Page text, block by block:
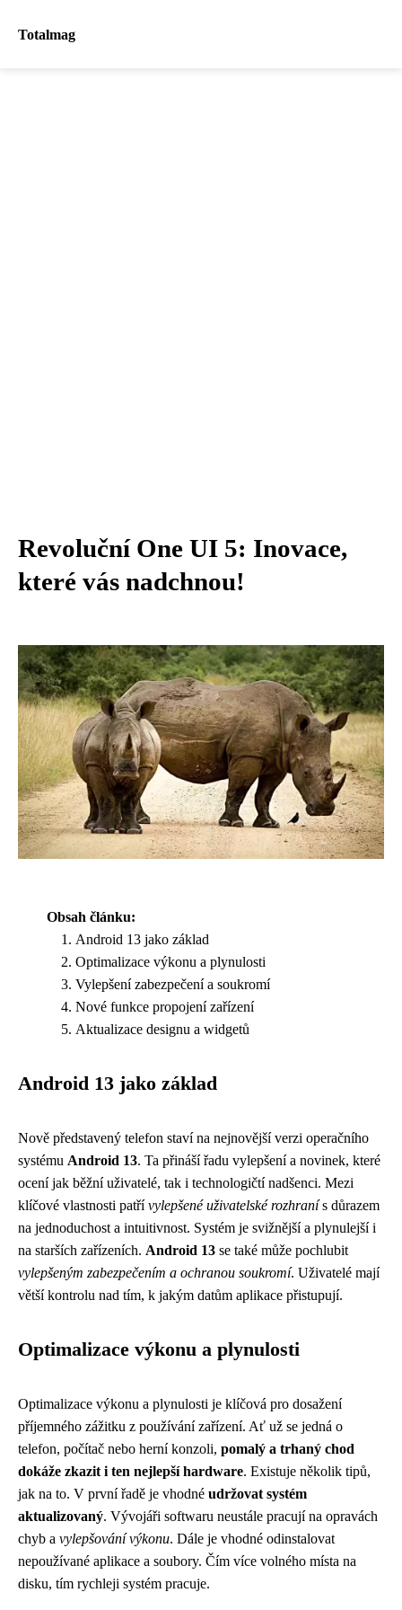
Totalmag
Revoluční One UI 5: Inovace,
které vás nadchnou!
Obsah článku:
Android 13 jako základ
Optimalizace výkonu a plynulosti
Vylepšení zabezpečení a soukromí
Nové funkce propojení zařízení
Aktualizace designu a widgetů
Android 13 jako základ
Nově představený telefon staví na nejnovější verzi operačního
systému Android 13. Ta přináší řadu vylepšení a novinek, které
ocení jak běžní uživatelé, tak i technologičtí nadšenci. Mezi
klíčové vlastnosti patřívylepšené uživatelské rozhranís důrazem
na jednoduchost a intuitivnost. Systém je svižnější a plynulejší i
na starších zařízeních. Android 13 se také může pochlubit
vylepšeným zabezpečením a ochranou soukromí. Uživatelé mají
větší kontrolu nad tím, k jakým datům aplikace přistupují.
Optimalizace výkonu a plynulosti
Optimalizace výkonu a plynulosti je klíčová pro dosažení
příjemného zážitku z používání zařízení. Ať už se jedná o
telefon, počítač nebo herní konzoli, pomalý a trhaný chod
dokáže zkazit i ten nejlepší hardware. Existuje několik tipů,
jak na to. V první řadě je vhodné udržovat systém
aktualizovaný. Vývojáři softwaru neustále pracují na opravách
chyb a vylepšování výkonu. Dále je vhodné odinstalovat
nepoužívané aplikace a soubory. Čím více volného místa na
disku, tím rychleji systém pracuje.